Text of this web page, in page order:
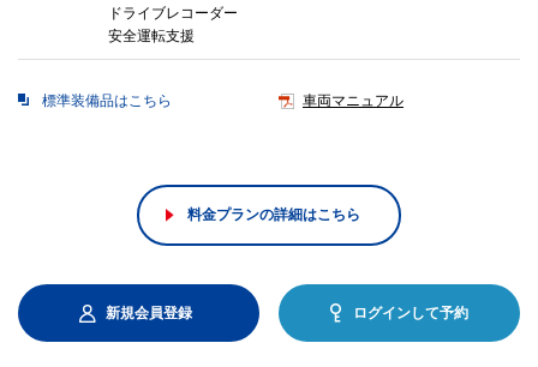
ドライブレコーダー
安全運転支援
標準装備品はこちら 車両マニュアル
料金プランの詳細はこちら
新規会員登録 ログインして予約